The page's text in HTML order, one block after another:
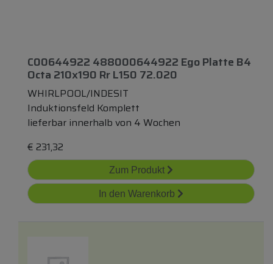
C00644922 488000644922 Ego Platte B4
Octa 210x190 Rr L150 72.020
WHIRLPOOL/INDESIT
Induktionsfeld Komplett
lieferbar innerhalb von 4 Wochen
€ 231,32
Zum Produkt
In den Warenkorb